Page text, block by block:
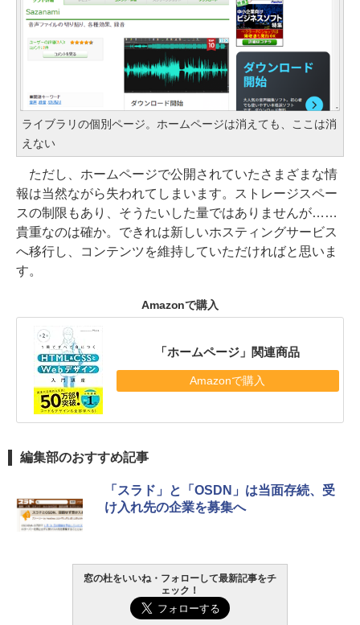
ライブラリの個別ページ。ホームページは消えても、ここは消
えない
ただし、ホームページで公開されていたさまざまな情
報は当然ながら失われてしまいます。ストレージスペー
スの制限もあり、そうたいした量ではありませんが……
貴重なのは確か。できれは新しいホスティングサービス
へ移行し、コンテンツを維持していただければと思いま
す。
Amazonで購入
「ホームページ」関連商品
Amazonで購入
編集部のおすすめ記事
「スラド」と「OSDN」は当面存続、受
け入れ先の企業を募集へ
窓の杜をいいね・フォローして最新記事をチ
ェック！